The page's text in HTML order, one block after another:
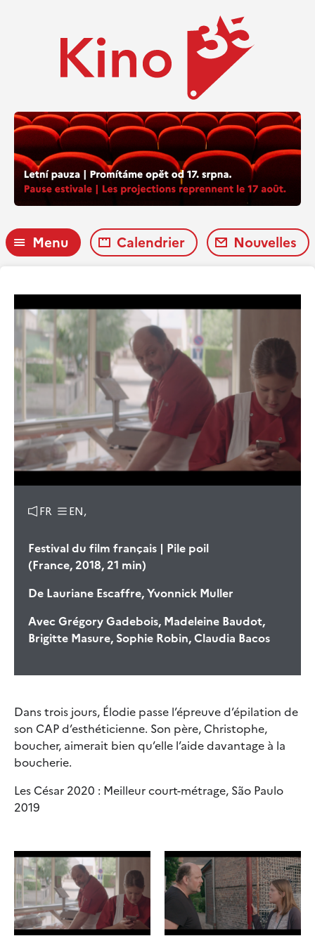
Menu Calendrier Nouvelles
FR EN,
Festival du film français | Pile poil
(France, 2018, 21 min)
De Lauriane Escaffre, Yvonnick Muller
AvecGrégory Gadebois, Madeleine Baudot,
Brigitte Masure, Sophie Robin, Claudia Bacos
Dans trois jours, Élodie passe l’épreuve d’épilation de
son CAP d’esthéticienne. Son père, Christophe,
boucher, aimerait bien qu’elle l’aide davantage à la
boucherie.
Les César 2020 : Meilleur court-métrage, São Paulo
2019